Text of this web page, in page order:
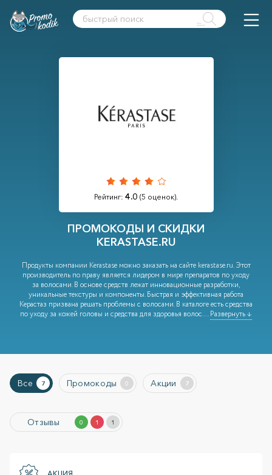
Рейтинг: 4.0 (5 оценок).
ПРОМОКОДЫ И СКИДКИ
KERASTASE.RU
Продукты компании Kerastase можно заказать на сайте kerastase.ru. Этот
производитель по праву является лидером в мире препаратов по уходу
за волосами. В основе средств лежат инновационные разработки,
уникальные текстуры и компоненты. Быстрая и эффективная работа
Керастаз призвана решать проблемы с волосами. В каталоге есть средства
по уходу за кожей головы и средства для здоровья волос....Развернуть ↓
Все 7 Промокоды 0 Акции 7
Отзывы 0 1 1